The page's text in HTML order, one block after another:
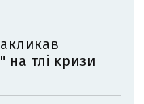
на тлі кризи